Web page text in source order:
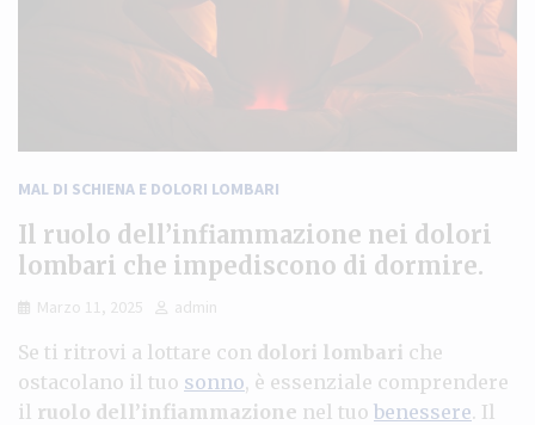
MAL DI SCHIENA E DOLORI LOMBARI
Il ruolo dell’infiammazione nei dolori
lombari che impediscono di dormire.
Marzo 11, 2025 admin
Se ti ritrovi a lottare con dolori lombari che
ostacolano il tuo sonno, è essenziale comprendere
il ruolo dell’infiammazione nel tuo benessere. Il